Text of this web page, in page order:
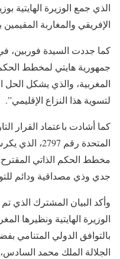
الذي جمع الوزيرة الهايتية
الإفريقي والمغاربة
كما جددت السيدة فوربين،
جمهورية هايتي لمخطط
المغربية، والذي يشكل الحل
لتسوية هذا النزاع الإقليمي”.
كما أشادت باعتماد القرار
المتحدة رقم
مخطط الحكم الذاتي
جدي وذي مصداقية ودائم
وأكد البيان المشترك الذي
الوزيرة الهايتية ونظيرها
بالتوافق الدولي المتنامي
الجلالة الملك محمد